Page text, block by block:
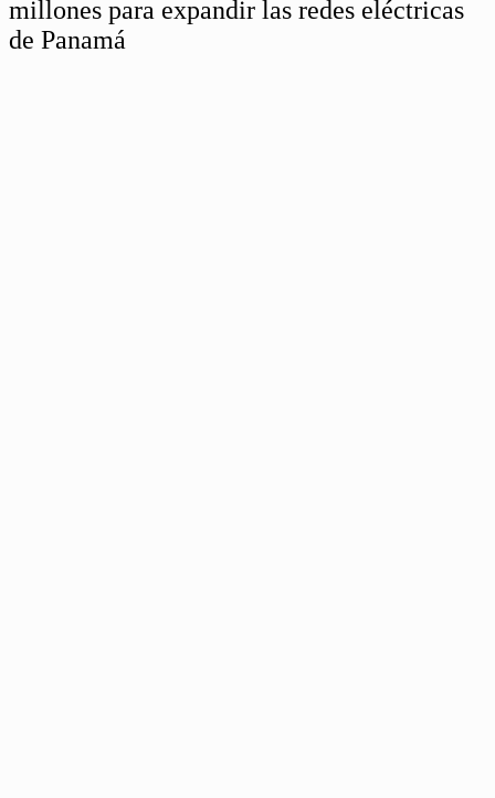
millones para expandir las redes eléctricas
de Panamá